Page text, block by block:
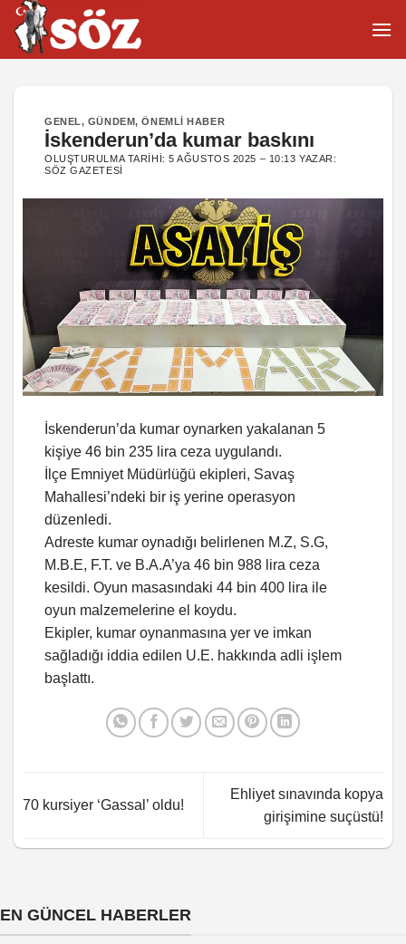
İçeriğe
atla
GENEL, GÜNDEM,ÖNEMLI HABER
İskenderun’da kumar baskını
OLUŞTURULMA TARIHI:5 AĞUSTOS 2025 – 10:13 YAZAR:
SÖZ GAZETESI
İskenderun’da kumar oynarken yakalanan 5
kişiye 46 bin 235 lira ceza uygulandı.
İlçe Emniyet Müdürlüğü ekipleri, Savaş
Mahallesi’ndeki bir iş yerine operasyon
düzenledi.
Adreste kumar oynadığı belirlenen M.Z, S.G,
M.B.E, F.T. ve B.A.A’ya 46 bin 988 lira ceza
kesildi. Oyun masasındaki 44 bin 400 lira ile
oyun malzemelerine el koydu.
Ekipler, kumar oynanmasına yer ve imkan
sağladığı iddia edilen U.E. hakkında adli işlem
başlattı.
70 kursiyer ‘Gassal’ oldu!
Ehliyet sınavında kopya
girişimine suçüstü!
EN GÜNCEL HABERLER